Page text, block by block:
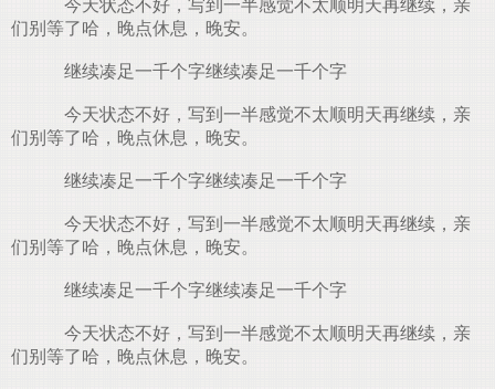
今天状态不好，写到一半感觉不太顺明天再继续，亲
们别等了哈，晚点休息，晚安。
继续凑足一千个字继续凑足一千个字
今天状态不好，写到一半感觉不太顺明天再继续，亲
们别等了哈，晚点休息，晚安。
继续凑足一千个字继续凑足一千个字
今天状态不好，写到一半感觉不太顺明天再继续，亲
们别等了哈，晚点休息，晚安。
继续凑足一千个字继续凑足一千个字
今天状态不好，写到一半感觉不太顺明天再继续，亲
们别等了哈，晚点休息，晚安。